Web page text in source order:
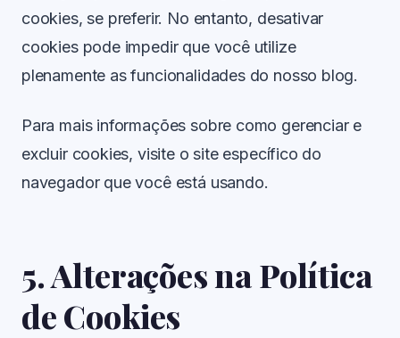
cookies, se preferir. No entanto, desativar
cookies pode impedir que você utilize
plenamente as funcionalidades do nosso blog.
Para mais informações sobre como gerenciar e
excluir cookies, visite o site específico do
navegador que você está usando.
5. Alterações na Política
de Cookies